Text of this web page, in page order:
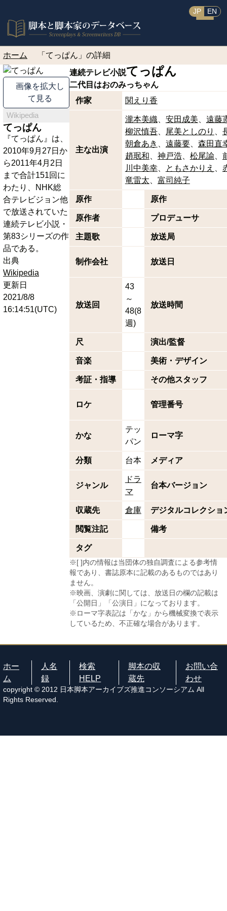
JP EN
ホーム 「てっぱん」の詳細
画像を拡大し
て見る
Wikipedia
てっぱん
『てっぱん』は、
2010年9月27日か
ら2011年4月2日
まで合計151回に
わたり、NHK総
合テレビジョン他
で放送されていた
連続テレビ小説・
第83シリーズの作
品である。
出典
Wikipedia
更新日
2021/8/8
16:14:51(UTC)
連続テレビ小説てっぱん
二代目はおのみっちゃん
作家
関えり香
主な出演
瀧本美織 安田成美
遠藤
柳沢慎吾
尾美としのり
朝倉あき
遠藤要
森田直
趙珉和
神戸浩 松尾諭
川中美幸
ともさかりえ
竜雷太
富司純子
原作 原作
原作者 プロデューサ
主題歌 放送局
制作会社 放送日
放送回
43
～
48(8
週)
放送時間
尺 演出/監督
音楽 美術・デザイン
考証・指導 その他スタッフ
ロケ 管理番号
かな
テッ
パン
ローマ字
分類 台本 メディア
ジャンル
ドラ
マ
台本バージョン
収蔵先 倉庫 デジタルコレクショ
閲覧注記 備考
タグ
※[ ]内の情報は当団体の独自調査による参考情
報であり、書誌原本に記載のあるものではあり
ません。
※映画、演劇に関しては、放送日の欄の記載は
「公開日」「公演日」になっております。
※ローマ字表記は「かな」から機械変換で表示
しているため、不正確な場合があります。
ホー
ム
人名
録
検索
HELP
脚本の収
蔵先
お問い合
わせ
copyright © 2012 日本脚本アーカイブズ推進コンソーシアム All
Rights Reserved.